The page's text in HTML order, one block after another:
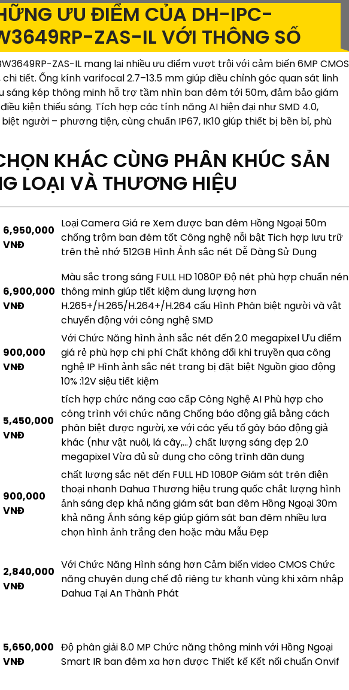
ƯU ĐIỂM CỦA DH-IPC-
ZAS-IL VỚI THÔNG SỐ
ZAS-IL mang lại nhiều ưu điểm vượt trội với cảm biến 6MP CMOS
tiết. Ống kính varifocal 2.7–13.5 mm giúp điều chỉnh góc quan sát linh
sáng kép thông minh hỗ trợ tầm nhìn ban đêm tới 50m, đảm bảo giám
kiện thiếu sáng. Tích hợp các tính năng AI hiện đại như SMD 4.0,
biệt người – phương tiện, cùng chuẩn IP67, IK10 giúp thiết bị bền bỉ, phù
KHÁC CÙNG PHÂN KHÚC SẢN
LOẠI VÀ THƯƠNG HIỆU
6,950,000
VNĐ
Loại Camera Giá re Xem được ban đêm Hồng Ngoại 50m
chống trộm ban đêm tốt Công nghệ nỗi bật Tich hợp lưu trữ
trên thẻ nhớ 512GB Hình Ảnh sắc nét Dễ Dàng Sử Dụng
6,900,000
VNĐ
Màu sắc trong sáng FULL HD 1080P Độ nét phù hợp chuẩn nén
thông minh giúp tiết kiệm dung lượng hơn
H.265+/H.265/H.264+/H.264 cấu Hình Phân biệt người và vật
chuyển động với công nghệ SMD
900,000
VNĐ
Với Chức Năng hình ảnh sắc nét đến 2.0 megapixel Ưu điểm
giá rẻ phù hợp chi phí Chất không đổi khi truyền qua công
nghệ IP Hình ảnh sắc nét trang bị đặt biệt Nguồn giao động
10% :12V siệu tiết kiệm
5,450,000
VNĐ
tích hợp chức năng cao cấp Công Nghệ AI Phù hợp cho
công trình với chức năng Chống báo động giả bằng cách
phân biệt được người, xe với các yếu tố gây báo động giả
khác (như vật nuôi, lá cây,...) chất lượng sáng đẹp 2.0
megapixel Vừa đủ sử dụng cho công trình dân dụng
900,000
VNĐ
chất lượng sắc nét đến FULL HD 1080P Giám sát trên điện
thoại nhanh Dahua Thương hiệu trung quốc chắt lượng hình
ảnh sáng đẹp khả năng giám sát ban đêm Hồng Ngoại 30m
khả năng Ánh sáng kép giúp giám sát ban đêm nhiều lựa
chọn hình ảnh trắng đen hoặc màu Mẫu Đẹp
2,840,000
VNĐ
Với Chức Năng Hình sáng hơn Cảm biến video CMOS Chức
năng chuyên dụng chế độ riêng tư khanh vùng khi xâm nhập
Dahua Tại An Thành Phát
5,650,000
VNĐ
Độ phân giải 8.0 MP Chức năng thông minh với Hồng Ngoại
Smart IR ban đêm xa hơn được Thiết kế Kết nối chuẩn Onvif